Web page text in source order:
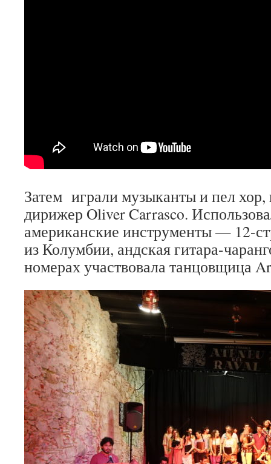
Затем играли музыканты и пел хор,
дирижер Oliver Carrasco.
американские инструменты — 12-
из Колумбии, андская гитара-
номерах участвовала танцовщица